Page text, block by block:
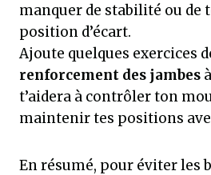
manquer de stabilité ou de
position d’écart.
Ajoute quelques exercices
renforcement des jambes
t’aidera à contrôler ton
maintenir tes positions
En résumé, pour éviter les